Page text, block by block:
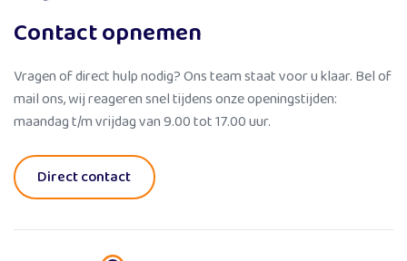
Contact opnemen
Vragen of direct hulp nodig? Ons team staat voor u klaar. Bel of
mail ons, wij reageren snel tijdens onze openingstijden:
maandag t/m vrijdag van 9.00 tot 17.00 uur.
Direct contact